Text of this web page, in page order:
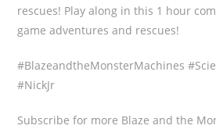
rescues! Play along in this 1 hour
game adventures and rescues!
#BlazeandtheMonsterMachines
#NickJr
Subscribe for more Blaze and the